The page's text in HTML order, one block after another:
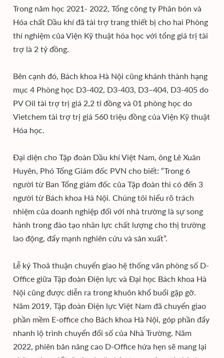
Trong năm học 2021- 2022, Tổng công ty Phân bón và
Hóa chất Dầu khí đã tài trợ trang thiết bị cho hai Phòng
thí nghiệm của Viện Kỹ thuật hóa học với tổng giá trị tài
trợ là 2 tỷ đồng.
Bên cạnh đó, Bách khoa Hà Nội cũng khánh thành hạng
mục 4 Phòng học D3-402, D3-403, D3–404, D3-405 do
PV Oil tài trợ trị giá 2,2 tỉ đồng và 01 phòng học do
Vietchem tài trợ trị giá 560 triệu đồng của Viện Kỹ thuật
Hóa học.
Đại diện cho Tập đoàn Dầu khí Việt Nam, ông Lê Xuân
Huyên, Phó Tổng Giám đốc PVN cho biết: “Trong 6
người từ Ban Tổng giám đốc của Tập đoàn thì có đến 3
người từ Bách khoa Hà Nội. Chúng tôi hiểu rõ trách
nhiệm của doanh nghiệp đối với nhà trường là sự song
hành trong đào tạo nhân lực chất lượng cho thị trường
lao động, đẩy mạnh nghiên cứu và sản xuất”.
Lễ ký Thoả thuận chuyển giao hệ thống văn phòng số D-
Office giữa Tập đoàn Điện lực và Đại học Bách khoa Hà
Nội cũng được diễn ra trong khuôn khổ buổi gặp gỡ.
Năm 2019, Tập đoàn Điện lực Việt Nam đã chuyển giao
phần mềm E-office cho Bách khoa Hà Nội, góp phần đẩy
nhanh lộ trình chuyển đổi số của Nhà Trường. Năm
2022, phiên bản nâng cao D-Office hứa hẹn sẽ mang lại